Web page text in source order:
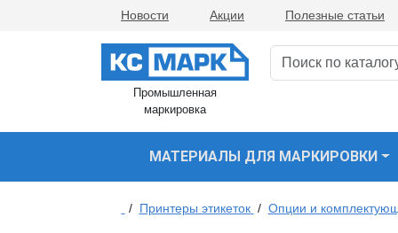
Новости Акции Полезные статьи
Промышленная
маркировка
МАТЕРИАЛЫ ДЛЯ МАРКИРОВКИ
/ Принтеры этикеток / Опции и